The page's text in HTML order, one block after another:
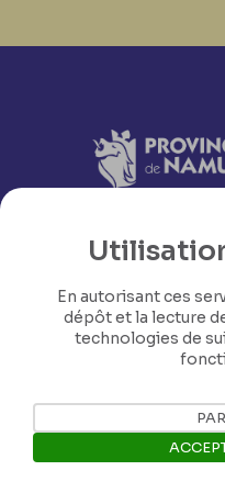
Nos coordonnées
En autorisant ces
dépôt et la lecture
technologies de